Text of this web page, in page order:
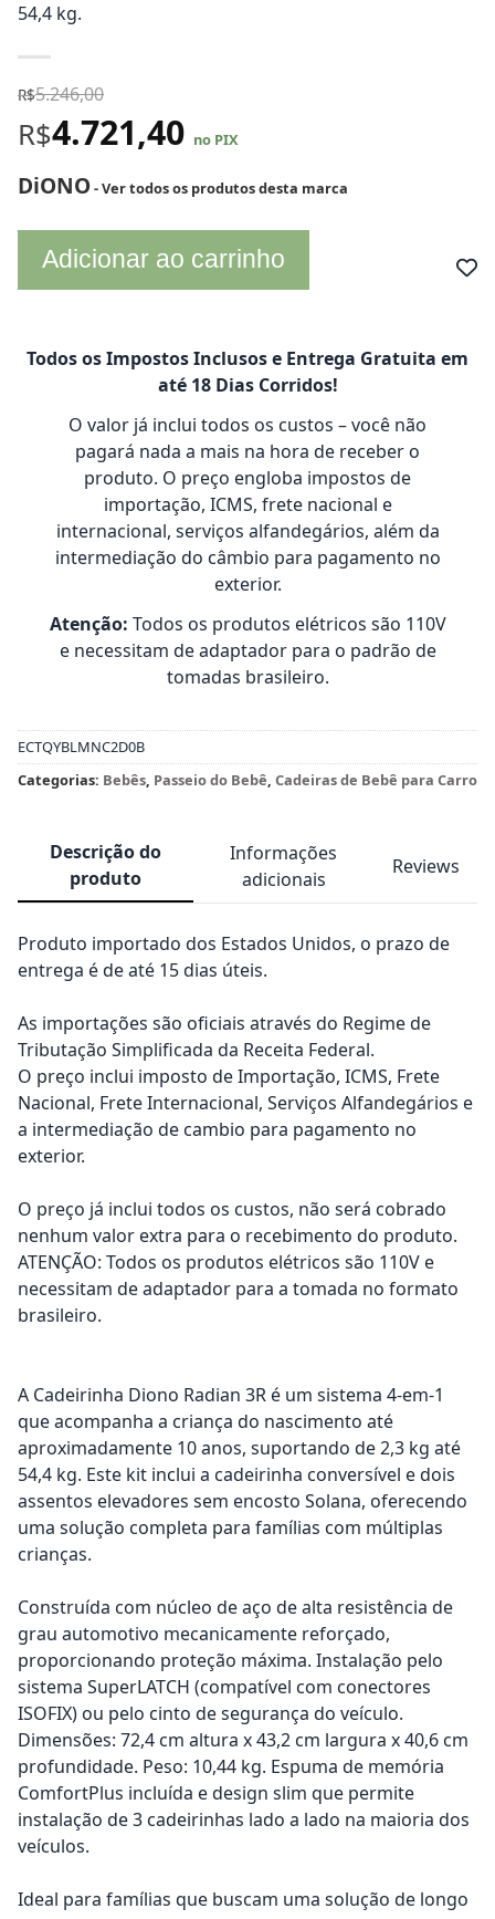
54,4 kg.
R$5.246,00
R$4.721,40 no PIX
DiONO - Ver todos os produtos desta marca
Adicionar ao carrinho
Todos os Impostos Inclusos e Entrega Gratuita em
até 18 Dias Corridos!
O valor já inclui todos os custos – você não
pagará nada a mais na hora de receber o
produto. O preço engloba impostos de
importação, ICMS, frete nacional e
internacional, serviços alfandegários, além da
intermediação do câmbio para pagamento no
exterior.
Atenção: Todos os produtos elétricos são 110V
e necessitam de adaptador para o padrão de
tomadas brasileiro.
ECTQYBLMNC2D0B
Categorias: Bebês, Passeio do Bebê, Cadeiras de Bebê para Carro
Descrição do
produto
Informações
adicionais
Reviews
Produto importado dos Estados Unidos, o prazo de
entrega é de até 15 dias úteis.
As importações são oficiais através do Regime de
Tributação Simplificada da Receita Federal.
O preço inclui imposto de Importação, ICMS, Frete
Nacional, Frete Internacional, Serviços Alfandegários e
a intermediação de cambio para pagamento no
exterior.
O preço já inclui todos os custos, não será cobrado
nenhum valor extra para o recebimento do produto.
ATENÇÃO: Todos os produtos elétricos são 110V e
necessitam de adaptador para a tomada no formato
brasileiro.
A Cadeirinha Diono Radian 3R é um sistema 4-em-1
que acompanha a criança do nascimento até
aproximadamente 10 anos, suportando de 2,3 kg até
54,4 kg. Este kit inclui a cadeirinha conversível e dois
assentos elevadores sem encosto Solana, oferecendo
uma solução completa para famílias com múltiplas
crianças.
Construída com núcleo de aço de alta resistência de
grau automotivo mecanicamente reforçado,
proporcionando proteção máxima. Instalação pelo
sistema SuperLATCH (compatível com conectores
ISOFIX) ou pelo cinto de segurança do veículo.
Dimensões: 72,4 cm altura x 43,2 cm largura x 40,6 cm
profundidade. Peso: 10,44 kg. Espuma de memória
ComfortPlus incluída e design slim que permite
instalação de 3 cadeirinhas lado a lado na maioria dos
veículos.
Ideal para famílias que buscam uma solução de longo